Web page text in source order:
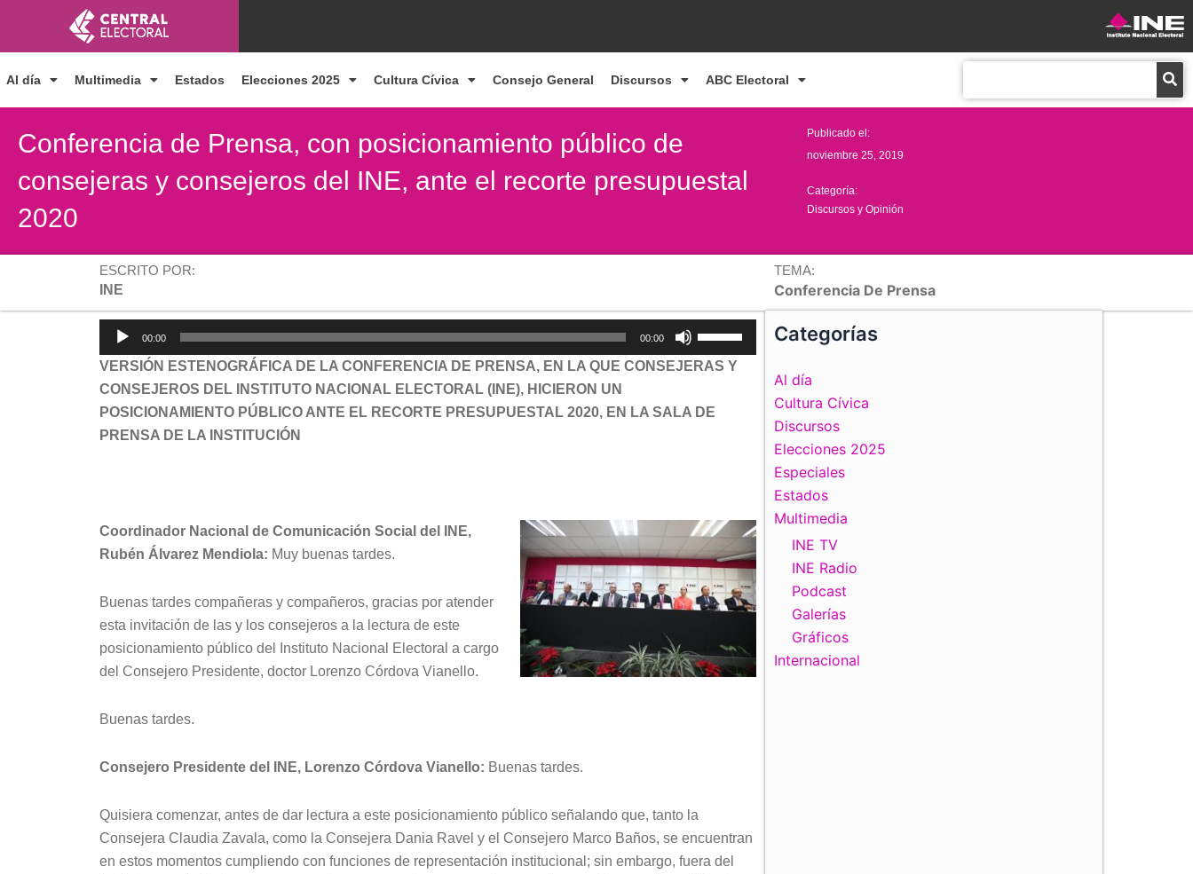
contenido
Al día Multimedia Estados Elecciones 2025 Cultura Cívica Consejo General Discursos ABC Electoral
Conferencia de Prensa, con posicionamiento público de
consejeras y consejeros del INE, ante el recorte presupuestal
2020
Publicado el:
noviembre 25, 2019
Categoría:
Discursos y Opinión
ESCRITO POR:
INE
TEMA:
Conferencia De Prensa
Reproductor
de
audio
00:00 00:00
las
teclas
flecha
disminuir
el
volumen.
VERSIÓN ESTENOGRÁFICA DE LA CONFERENCIA DE PRENSA, EN LA QUE CONSEJERAS Y
CONSEJEROS DEL INSTITUTO NACIONAL ELECTORAL (INE), HICIERON UN
POSICIONAMIENTO PÚBLICO ANTE EL RECORTE PRESUPUESTAL 2020, EN LA SALA DE
PRENSA DE LA INSTITUCIÓN
Coordinador Nacional de Comunicación Social del INE,
Rubén Álvarez Mendiola: Muy buenas tardes.
Buenas tardes compañeras y compañeros, gracias por atender
esta invitación de las y los consejeros a la lectura de este
posicionamiento público del Instituto Nacional Electoral a cargo
del Consejero Presidente, doctor Lorenzo Córdova Vianello.
Buenas tardes.
Consejero Presidente del INE, Lorenzo Córdova Vianello: Buenas tardes.
Quisiera comenzar, antes de dar lectura a este posicionamiento público señalando que, tanto la
Consejera Claudia Zavala, como la Consejera Dania Ravel y el Consejero Marco Baños, se encuentran
en estos momentos cumpliendo con funciones de representación institucional; sin embargo, fuera del
Categorías
Al día
Cultura Cívica
Discursos
Elecciones 2025
Especiales
Estados
Multimedia
INE TV
INE Radio
Podcast
Galerías
Gráficos
Internacional